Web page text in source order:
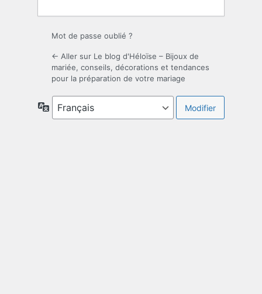
Mot de passe oublié ?
← Aller sur Le blog d'Héloïse – Bijoux de
mariée, conseils, décorations et tendances
pour la préparation de votre mariage
Langue